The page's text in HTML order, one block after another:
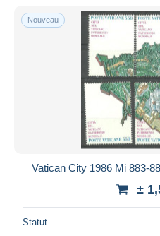
Uniquement en réduction
Livraison gratuite
Méthodes de paiement
PayPal
Virement
Visa
Mastercard
Bancontact
Tout désélectionner
Nouveau
Vatican City 1986 Mi 883-
±
Statut